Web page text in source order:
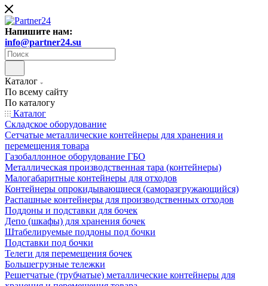
Напишите нам:
info@partner24.su
Каталог
По всему сайту
По каталогу
Каталог
Складское оборудование
Сетчатые металлические контейнеры для хранения и
перемещения товара
Газобаллонное оборудование ГБО
Металлическая производственная тара (контейнеры)
Малогабаритные контейнеры для отходов
Контейнеры опрокидывающиеся (саморазгружающийся)
Распашные контейнеры для производственных отходов
Поддоны и подставки для бочек
Депо (шкафы) для хранения бочек
Штабелируемые поддоны под бочки
Подставки под бочки
Телеги для перемещения бочек
Большегрузные тележки
Решетчатые (трубчатые) металлические контейнеры для